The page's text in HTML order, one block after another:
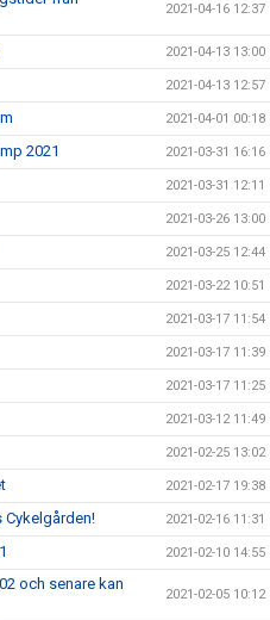
2021-04-16 12:37
2021-04-13 13:00
2021-04-13 12:57
2021-04-01 00:18
2021 2021-03-31 16:16
2021-03-31 12:11
2021-03-26 13:00
2021-03-25 12:44
2021-03-22 10:51
2021-03-17 11:54
2021-03-17 11:39
2021-03-17 11:25
2021-03-12 11:49
2021-02-25 13:02
2021-02-17 19:38
Cykelgården! 2021-02-16 11:31
2021-02-10 14:55
och senare kan
2021-02-05 10:12